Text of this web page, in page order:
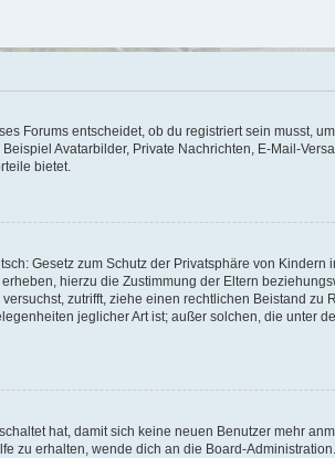
Forums entscheidet, ob du registriert sein musst,
Avatarbilder, Private Nachrichten, E-Mail-
bietet.
Gesetz zum Schutz der Privatsphäre von
hierzu die Zustimmung der Eltern
zutrifft, ziehe einen rechtlichen Beistand
jeglicher Art ist; außer solchen, die unter
hat, damit sich keine neuen Benutzer mehr
zu erhalten, wende dich an die Board-Administration.